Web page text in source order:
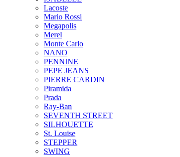
Lacoste
Mario Rossi
Megapolis
Merel
Monte Carlo
NANO
PENNINE
PEPE JEANS
PIERRE CARDIN
Piramida
Prada
Ray-Ban
SEVENTH STREET
SILHOUETTE
St. Louise
STEPPER
SWING